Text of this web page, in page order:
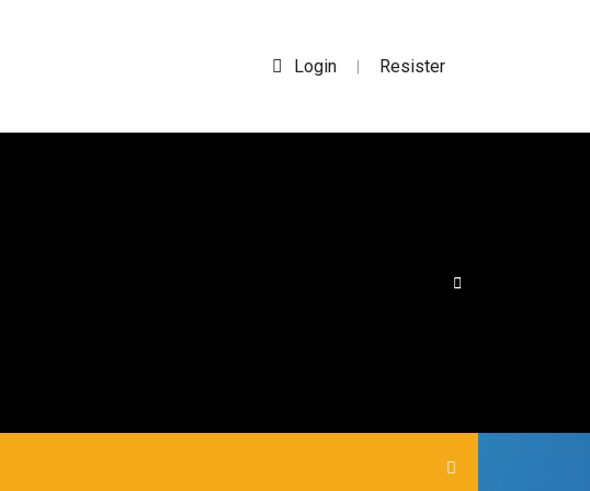
Login | Resister